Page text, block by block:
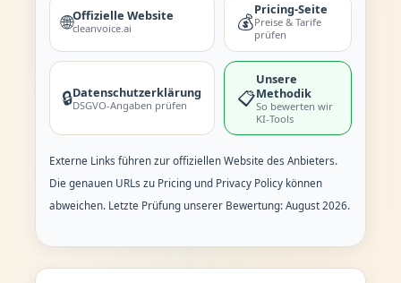
🌐Offizielle Website
cleanvoice.ai 💰
Pricing-Seite
Preise & Tarife
prüfen
🔒Datenschutzerklärung
DSGVO-Angaben prüfen 📋
Unsere
Methodik
So bewerten wir
KI-Tools
Externe Links führen zur offiziellen Website des Anbieters.
Die genauen URLs zu Pricing und Privacy Policy können
abweichen. Letzte Prüfung unserer Bewertung: August 2026.